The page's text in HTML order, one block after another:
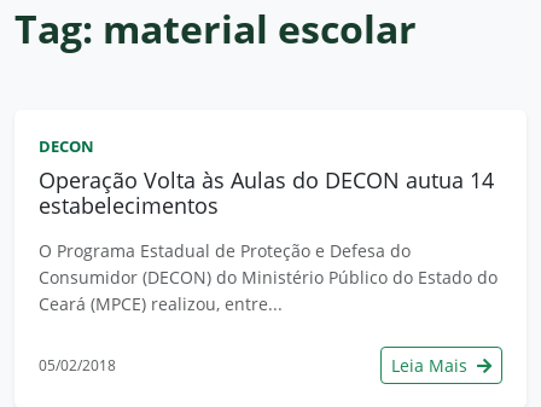
Tag: material escolar
DECON
Operação Volta às Aulas do DECON autua 14
estabelecimentos
O Programa Estadual de Proteção e Defesa do
Consumidor (DECON) do Ministério Público do Estado do
Ceará (MPCE) realizou, entre...
05/02/2018 Leia Mais